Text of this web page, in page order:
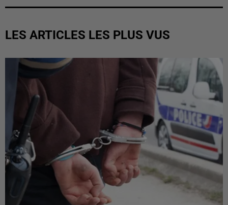
LES ARTICLES LES PLUS VUS